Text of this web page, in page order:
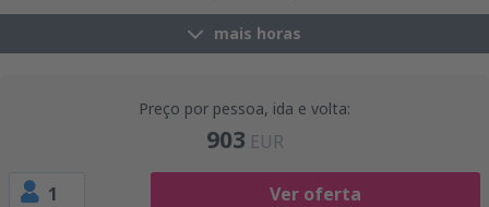
mais horas
Preço por pessoa, ida e volta:
903 EUR
1 Ver oferta